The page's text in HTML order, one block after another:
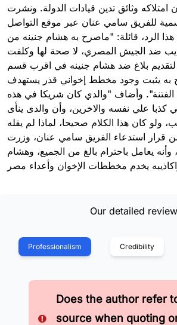
امتلاكه وثائق تدين قيادات الدولة. ونشرت
للفريق سامي عنان عبر موقع التواصل
الرد، قائلة: "ماصرح به هشام جنينه من
ضد الجيش المصري، لا صحة لها وكلفت
بلاغ ضد هشام جنينه في اقرب قسم
يثبت وجود مخطط إخواني قذر يستهدف
الفتنة". وأضاف "والدي كان شريكا في هذه
كذبا علي نفسه والاخرين، وأن والدى ينأى
ولو كان هذا الكلام صحيحا، لماذا لم يقله
قرار استدعاء الفريق سامي عنان، وزرت
يعامل باحترام بالغ من الجميع، وهشام
Our detailed review
Professionalism Credibility
Does the author refer
source when quoting